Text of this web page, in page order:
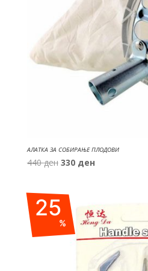
АЛАТКА ЗА СОБИРАЊЕ ПЛОДОВИ
440ден Original
440 ден.
330 денCurrent
25
%